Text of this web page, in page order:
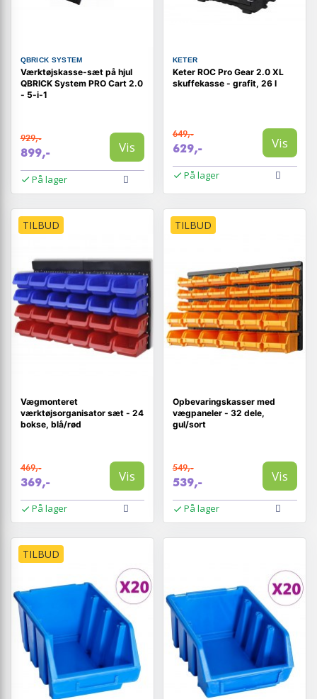
QBRICK SYSTEM
Værktøjskasse-sæt på hjul
QBRICK System PRO Cart 2.0
- 5-i-1
929,-
899,- Vis
På lager
KETER
Keter ROC Pro Gear 2.0 XL
skuffekasse - grafit, 26 l
649,-
629,- Vis
På lager
TILBUD
Vægmonteret
værktøjsorganisator sæt - 24
bokse, blå/rød
469,-
369,- Vis
På lager
TILBUD
Opbevaringskasser med
vægpaneler - 32 dele,
gul/sort
549,-
539,- Vis
På lager
TILBUD